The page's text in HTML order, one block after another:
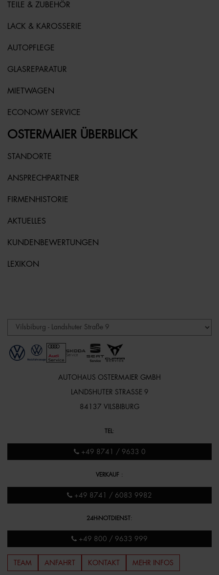
TEILE & ZUBEHÖR
LACK & KAROSSERIE
AUTOPFLEGE
GLASREPARATUR
MIETWAGEN
ECONOMY SERVICE
OSTERMAIER ÜBERBLICK
STANDORTE
ANSPRECHPARTNER
FIRMENHISTORIE
AKTUELLES
KUNDENBEWERTUNGEN
LEXIKON
AUTOHAUS OSTERMAIER GMBH
LANDSHUTER STRASSE 9
84137 VILSBIBURG
TEL :
+49 8741 / 9633 0
VERKAUF :
+49 8741 / 6083 9982
24H-NOTDIENST:
+49 800 / 9633 999
TEAM ANFAHRT KONTAKT MEHR INFOS